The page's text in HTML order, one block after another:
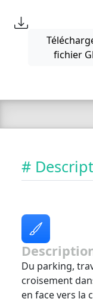
fichier
#
Du parking,
croisement
en face vers la